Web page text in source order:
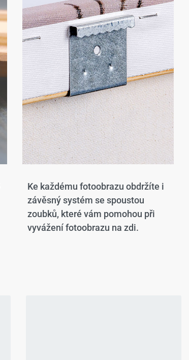
Ke každému fotoobrazu obdržíte i
závěsný systém se spoustou
zoubků, které vám pomohou při
vyvážení fotoobrazu na zdi.